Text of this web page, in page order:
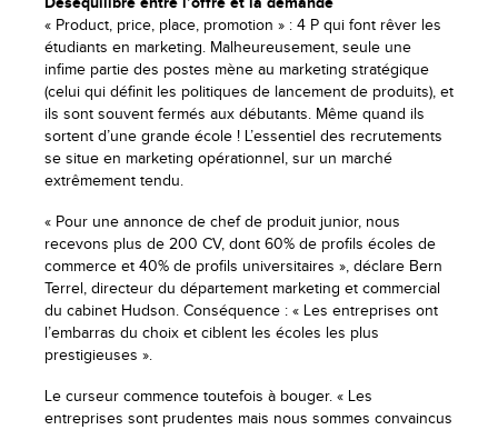
« Product, price, place, promotion » : 4 P qui font rêver les
étudiants en marketing. Malheureusement, seule une
infime partie des postes mène au marketing stratégique
(celui qui définit les politiques de lancement de produits), et
ils sont souvent fermés aux débutants. Même quand ils
sortent d’une grande école ! L’essentiel des recrutements
se situe en marketing opérationnel, sur un marché
extrêmement tendu.
« Pour une annonce de chef de produit junior, nous
recevons plus de 200 CV, dont 60% de profils écoles de
commerce et 40% de profils universitaires », déclare Bern
Terrel, directeur du département marketing et commercial
du cabinet Hudson. Conséquence : « Les entreprises ont
l’embarras du choix et ciblent les écoles les plus
prestigieuses ».
Le curseur commence toutefois à bouger. « Les
entreprises sont prudentes mais nous sommes convaincus